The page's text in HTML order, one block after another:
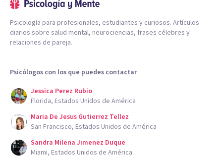
Psicología para profesionales, estudiantes y curiosos. Artículos
diarios sobre salud mental, neurociencias, frases célebres y
relaciones de pareja.
Psicólogos con los que puedes contactar
Jessica Perez Rubio
Florida, Estados Unidos de América
Maria De Jesus Gutierrez Tellez
San Francisco, Estados Unidos de América
Sandra Milena Jimenez Duque
Miami, Estados Unidos de América